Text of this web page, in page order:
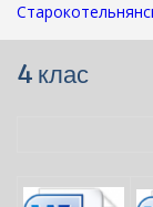
4 клас